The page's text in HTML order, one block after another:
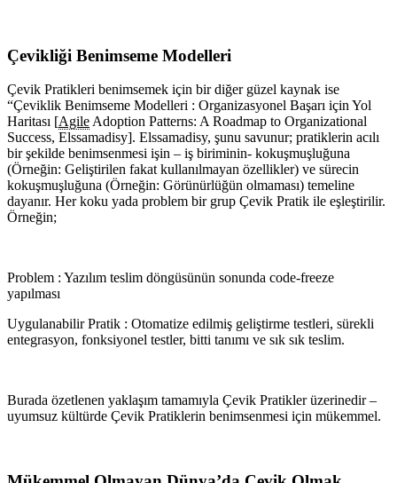
Çevikliği Benimseme Modelleri
Çevik Pratikleri benimsemek için bir diğer güzel kaynak ise
“Çeviklik Benimseme Modelleri : Organizasyonel Başarı için Yol
Haritası [Agile Adoption Patterns: A Roadmap to Organizational
Success, Elssamadisy]. Elssamadisy, şunu savunur; pratiklerin acılı
bir şekilde benimsenmesi işin – iş biriminin- kokuşmuşluğuna
(Örneğin: Geliştirilen fakat kullanılmayan özellikler) ve sürecin
kokuşmuşluğuna (Örneğin: Görünürlüğün olmaması) temeline
dayanır. Her koku yada problem bir grup Çevik Pratik ile eşleştirilir.
Örneğin;
Problem : Yazılım teslim döngüsünün sonunda code-freeze
yapılması
Uygulanabilir Pratik : Otomatize edilmiş geliştirme testleri, sürekli
entegrasyon, fonksiyonel testler, bitti tanımı ve sık sık teslim.
Burada özetlenen yaklaşım tamamıyla Çevik Pratikler üzerinedir –
uyumsuz kültürde Çevik Pratiklerin benimsenmesi için mükemmel.